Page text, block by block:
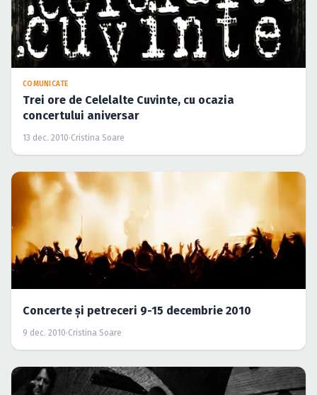
COMUNICATE
Trei ore de Celelalte Cuvinte, cu ocazia
concertului aniversar
13 dec. 2010·Cristina Soare
Concerte şi petreceri 9-15 decembrie 2010
9 dec. 2010·Cristina Soare